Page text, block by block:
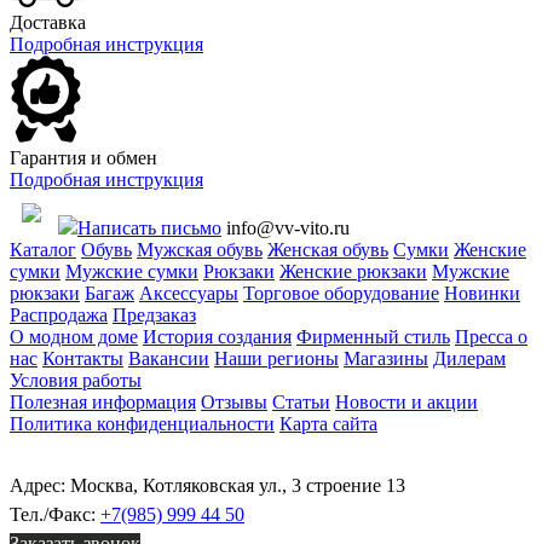
Доставка
Подробная инструкция
Гарантия и обмен
Подробная инструкция
Написать письмо info@vv-vito.ru
Каталог Обувь Мужская обувь Женская обувь Сумки Женские
сумки Мужские сумки Рюкзаки Женские рюкзаки Мужские
рюкзаки Багаж Аксессуары Торговое оборудование Новинки
Распродажа Предзаказ
О модном доме История создания Фирменный стиль Пресса о
нас Контакты Вакансии Наши регионы Магазины Дилерам
Условия работы
Полезная информация Отзывы Статьи Новости и акции
Политика конфиденциальности Карта сайта
Адрес: Москва, Котляковская ул., 3 строение 13
Тел./Факс: +7(985) 999 44 50